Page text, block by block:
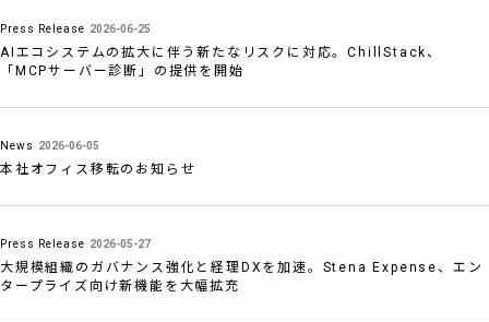
Press Release 2026-06-25
AIエコシステムの拡大に伴う新たなリスクに対応。ChillStack、
「MCPサーバー診断」の提供を開始
News 2026-06-05
本社オフィス移転のお知らせ
Press Release 2026-05-27
大規模組織のガバナンス強化と経理DXを加速。Stena Expense、エン
タープライズ向け新機能を大幅拡充